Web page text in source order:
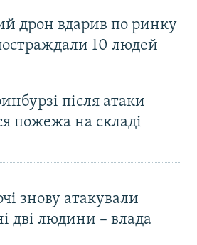
дрон вдарив по ринку
10 людей
після атаки
пожежа на складі
знову атакували
дві людини – влада